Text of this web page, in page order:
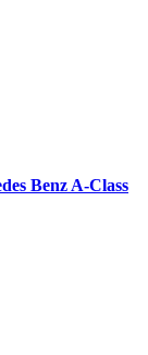
Benz A-Class